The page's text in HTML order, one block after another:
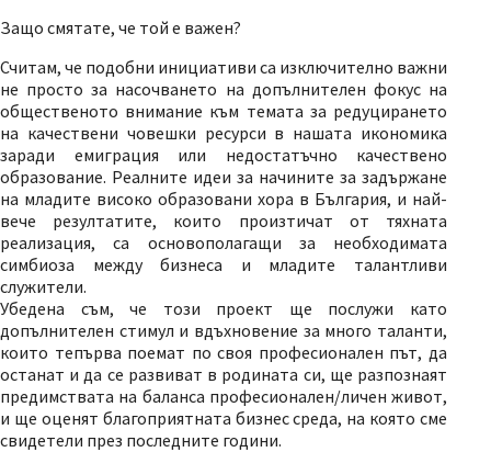
Защо смятате, че той е важен?
Считам, че подобни инициативи са изключително важни
не просто за насочването на допълнителен фокус на
общественото внимание към темата за редуцирането
на качествени човешки ресурси в нашата икономика
заради емиграция или недостатъчно качествено
образование. Реалните идеи за начините за задържане
на младите високо образовани хора в България, и най-
вече резултатите, които произтичат от тяхната
реализация, са основополагащи за необходимата
симбиоза между бизнеса и младите талантливи
служители.
Убедена съм, че този проект ще послужи като
допълнителен стимул и вдъхновение за много таланти,
които тепърва поемат по своя професионален път, да
останат и да се развиват в родината си, ще разпознаят
предимствата на баланса професионален/личен живот,
и ще оценят благоприятната бизнес среда, на която сме
свидетели през последните години.